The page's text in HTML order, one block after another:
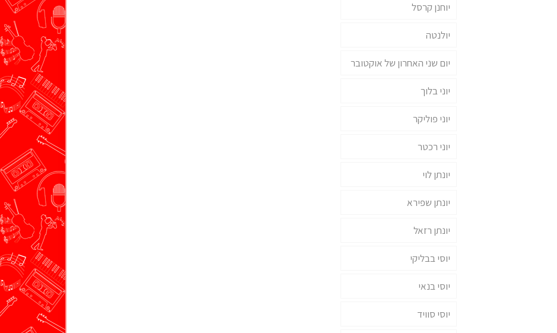
יוחנן קרסל
יולנטה
יום שני האחרון של אוקטובר
יוני בלוך
יוני פוליקר
יוני רכטר
יונתן לוי
יונתן שפירא
יונתן רזאל
יוסי בבליקי
יוסי בנאי
יוסי סוויד